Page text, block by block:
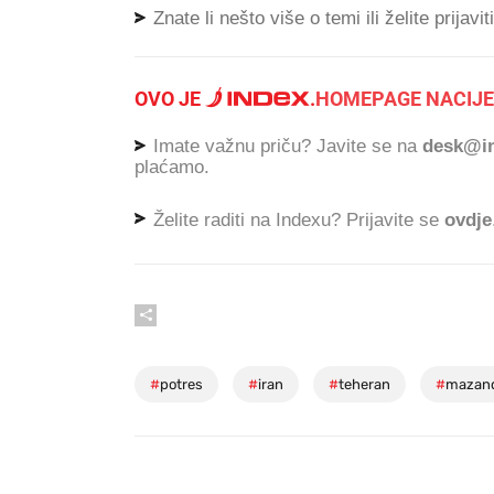
Znate li nešto više o temi ili želite
OVO JE .HOMEPAGE
Imate važnu priču? Javite se na
plaćamo.
Želite raditi na Indexu? Prijavite se ovdje
#potres #iran #teheran #